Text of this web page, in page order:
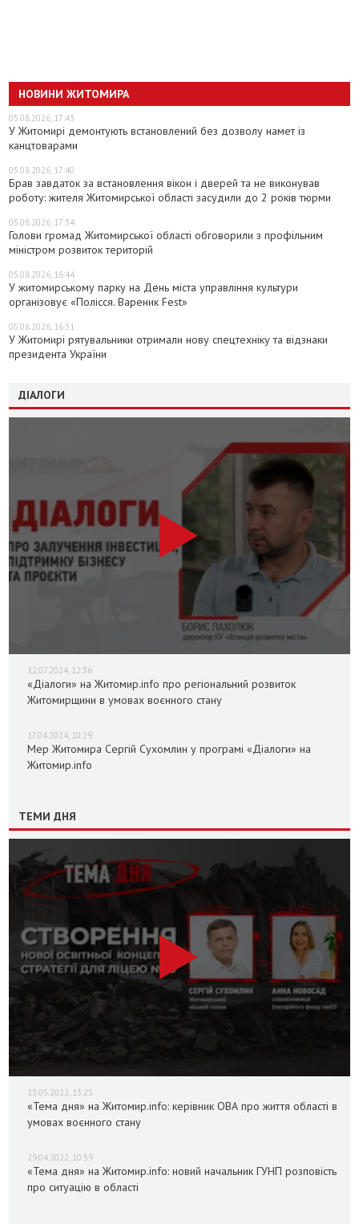
НОВИНИ ЖИТОМИРА
05.08.2026, 17:43
У Житомирі демонтують встановлений без дозволу намет із
канцтоварами
05.08.2026, 17:40
Брав завдаток за встановлення вікон і дверей та не виконував
роботу: жителя Житомирської області засудили до 2 років тюрми
05.08.2026, 17:34
Голови громад Житомирської області обговорили з профільним
міністром розвиток територій
05.08.2026, 16:44
У житомирському парку на День міста управління культури
організовує «Полісся. Вареник Fest»
05.08.2026, 16:31
У Житомирі рятувальники отримали нову спецтехніку та відзнаки
президента України
ДІАЛОГИ
12.07.2024, 12:36
«Діалоги» на Житомир.info про регіональний розвиток
Житомирщини в умовах воєнного стану
17.04.2024, 10:29
Мер Житомира Сергій Сухомлин у програмі «Діалоги» на
Житомир.info
ТЕМИ ДНЯ
13.05.2022, 13:25
«Тема дня» на Житомир.info: керівник ОВА про життя області в
умовах воєнного стану
29.04.2022, 10:59
«Тема дня» на Житомир.info: новий начальник ГУНП розповість
про ситуацію в області